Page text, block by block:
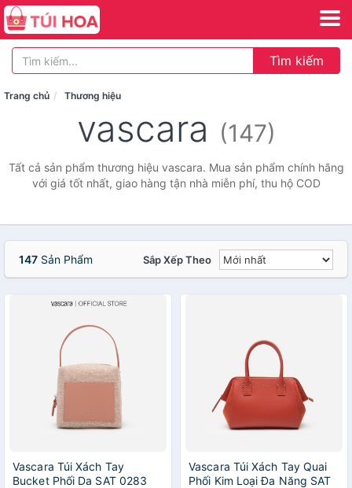
Tìm kiếm
Trang chủ Thương hiệu
vascara (147)
Tất cả sản phẩm thương hiệu vascara. Mua sản phẩm chính hãng
với giá tốt nhất, giao hàng tận nhà miễn phí, thu hộ COD
147 Sản Phẩm Sắp Xếp Theo
Vascara Túi Xách Tay
Bucket Phối Da SAT 0283
Vascara Túi Xách Tay Quai
Phối Kim Loại Đa Năng SAT